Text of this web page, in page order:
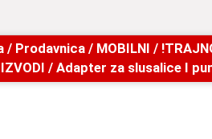
/ Prodavnica/ MOBILNI /
/ Adapter za slusalice I